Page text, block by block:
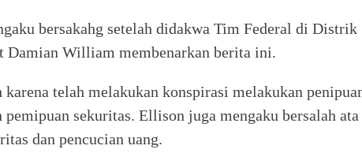
bersakahg setelah didakwa Tim Federal di Distrik
Damian William membenarkan berita ini.
karena telah melakukan konspirasi melakukan
pemipuan sekuritas. Ellison juga mengaku bersalah ata
dan pencucian uang.